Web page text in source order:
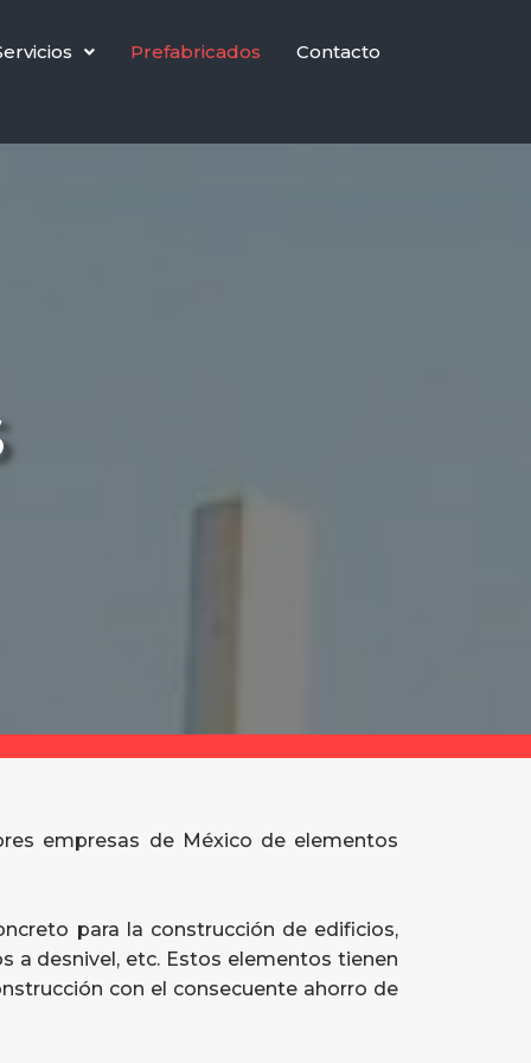
Prefabricados Contacto
empresas de México de elementos
para la construcción de edificios,
a desnivel, etc. Estos elementos tienen
con el consecuente ahorro de